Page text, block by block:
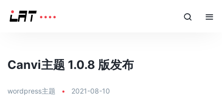
Canvi主题 1.0.8 版发布
wordpress主题 • 2021-08-10